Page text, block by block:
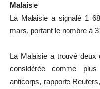
Malaisie
La Malaisie a signalé 1
mars, portant le nombre à
La Malaisie a trouvé deux
considérée comme
anticorps, rapporte